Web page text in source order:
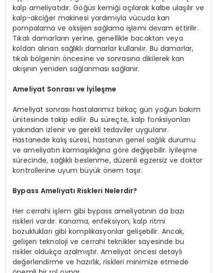
kalp ameliyatıdır. Göğüs kemiği açılarak kalbe ulaşılır ve
kalp-akciğer makinesi yardımıyla vücuda kan
pompalama ve oksijen sağlama işlemi devam ettirilir.
Tıkalı damarların yerine, genellikle bacaktan veya
koldan alınan sağlıklı damarlar kullanılır. Bu damarlar,
tıkalı bölgenin öncesine ve sonrasına dikilerek kan
akışının yeniden sağlanması sağlanır.
Ameliyat Sonrası ve İyileşme
Ameliyat sonrası hastalarımız birkaç gün yoğun bakım
ünitesinde takip edilir. Bu süreçte, kalp fonksiyonları
yakından izlenir ve gerekli tedaviler uygulanır.
Hastanede kalış süresi, hastanın genel sağlık durumu
ve ameliyatın karmaşıklığına göre değişebilir. İyileşme
sürecinde, sağlıklı beslenme, düzenli egzersiz ve doktor
kontrollerine uyum büyük önem taşır.
Bypass Ameliyatı Riskleri Nelerdir?
Her cerrahi işlem gibi bypass ameliyatının da bazı
riskleri vardır. Kanama, enfeksiyon, kalp ritmi
bozuklukları gibi komplikasyonlar gelişebilir. Ancak,
gelişen teknoloji ve cerrahi teknikler sayesinde bu
riskler oldukça azalmıştır. Ameliyat öncesi detaylı
değerlendirme ve hazırlık, riskleri minimize etmede